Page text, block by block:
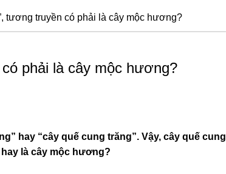
tương truyền có phải là cây mộc hương?
phải là cây mộc hương?
hay “cây quế cung trăng”. Vậy, cây quế cung
là cây mộc hương?